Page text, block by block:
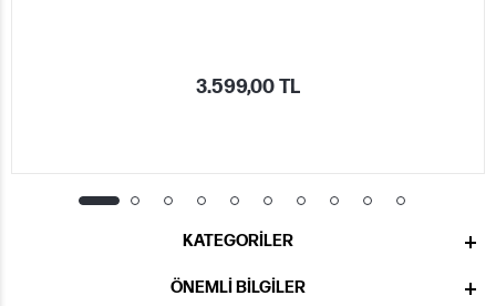
3.599,00 TL
KATEGORILER
ÖNEMLI BILGILER